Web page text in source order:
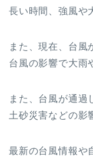
長い時間、強風や
また、現在、台風
台風の影響で大雨
また、台風が通過
土砂災害などの影
最新の台風情報や